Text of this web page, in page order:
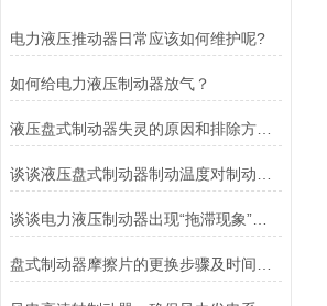
电力液压推动器日常应该如何维护呢?
如何给电力液压制动器放气？
液压盘式制动器失灵的原因和排除方法介绍
谈谈电力液压制动器出现“拖滞现象”的原因及解决方法